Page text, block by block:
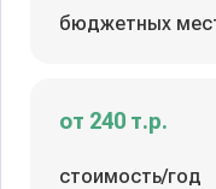
бюджетных
от 240 т.р.
стоимость/год